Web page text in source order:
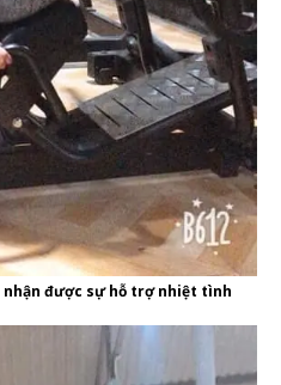
nhận được sự hỗ trợ nhiệt tình